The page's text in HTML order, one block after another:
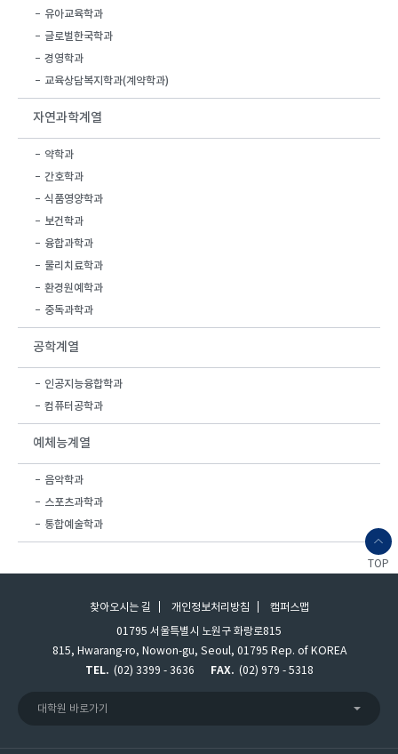
유아교육학과
글로벌한국학과
경영학과
교육상담복지학과(계약학과)
자연과학계열
약학과
간호학과
식품영양학과
보건학과
융합과학과
물리치료학과
환경원예학과
중독과학과
공학계열
인공지능융합학과
컴퓨터공학과
예체능계열
음악학과
스포츠과학과
통합예술학과
TOP
찾아오시는 길 개인정보처리방침
캠퍼스맵
01795 서울특별시 노원구 화랑로815
815, Hwarang-ro, Nowon-gu, Seoul, 01795 Rep. of KOREA
TEL. (02) 3399 - 3636 FAX. (02) 979 - 5318
대학원 바로가기